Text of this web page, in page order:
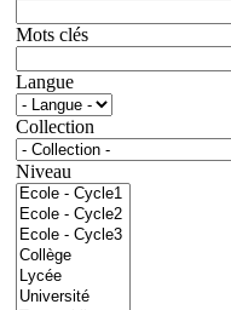
Mots clés
Langue
Collection
Niveau